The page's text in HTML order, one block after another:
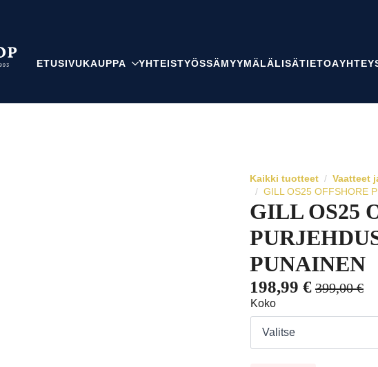
ETUSIVUKAUPPA YHTEISTYÖSSÄMYYMÄLÄLISÄTIETOA
Kaikki tuotteet Vaatteet
GILL OS25 OFFSHORE
GILL OS25
PUNAINEN
399,00€
Alkuperäinen
hinta
oli:
198,99 €
Nykyinen
hinta
on:
Koko